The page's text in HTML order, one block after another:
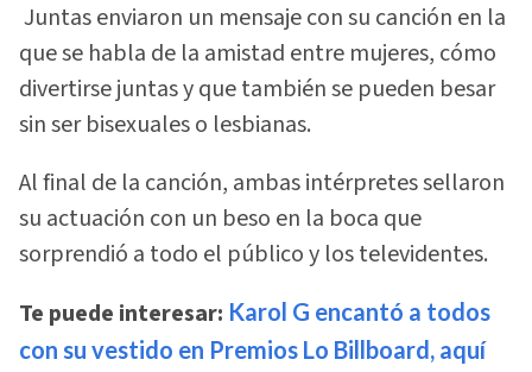
Juntas enviaron un mensaje con su canción en la
que se habla de la amistad entre mujeres, cómo
divertirse juntas y que también se pueden besar
sin ser bisexuales o lesbianas.
Al final de la canción, ambas intérpretes sellaron
su actuación con un beso en la boca que
sorprendió a todo el público y los televidentes.
Te puede interesar: Karol G encantó a todos
con su vestido en Premios Lo Billboard, aquí